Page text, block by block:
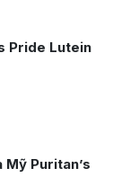
Pride Lutein
Puritan’s